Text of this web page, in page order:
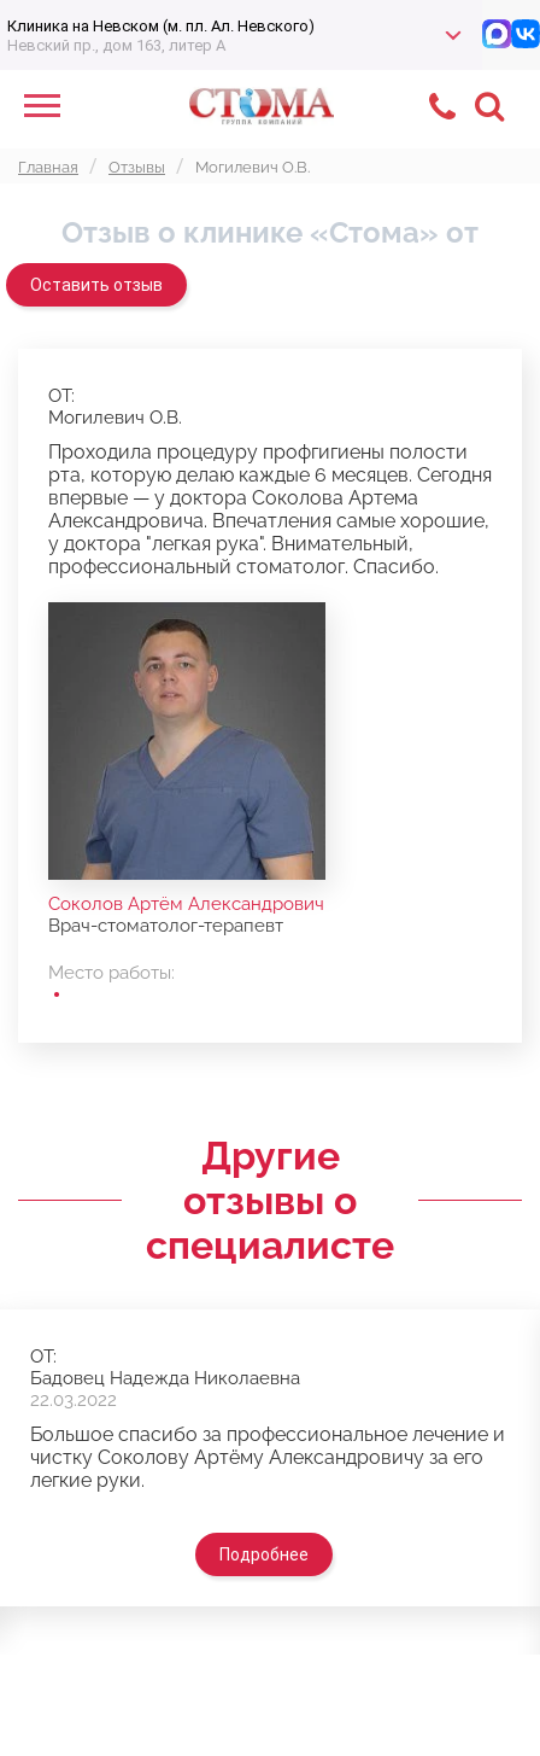
Клиника на Невском (м. пл. Ал. Невского)
Невский пр., дом 163, литер А
Главная Отзывы Могилевич О.В.
Отзыв о клинике «Стома» от
Оставить отзыв
Соколов Артём Александрович
Врач-стоматолог-терапевт
Место работы:
ОТ:
Могилевич О.В.
Проходила процедуру профгигиены полости
рта, которую делаю каждые 6 месяцев. Сегодня
впервые — у доктора Соколова Артема
Александровича. Впечатления самые хорошие,
у доктора "легкая рука". Внимательный,
профессиональный стоматолог. Спасибо.
Другие
отзывы о
специалисте
ОТ:
Бадовец Надежда Николаевна
22.03.2022
Большое спасибо за профессиональное лечение и
чистку Соколову Артёму Александровичу за его
легкие руки.
Подробнее